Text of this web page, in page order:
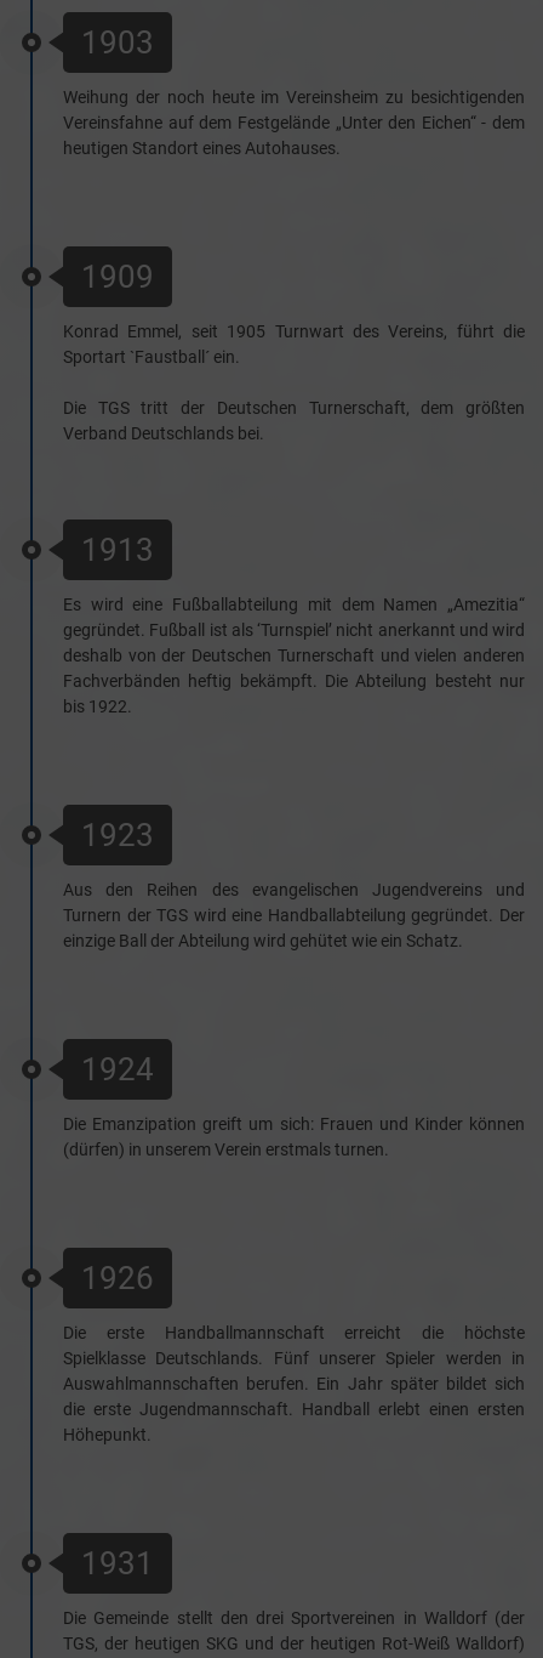
1903
Weihung der noch heute im Vereinsheim zu besichtigenden
Vereinsfahne auf dem Festgelände „Unter den Eichen“ - dem
heutigen Standort eines Autohauses.
1909
Konrad Emmel, seit 1905 Turnwart des Vereins, führt die
Sportart `Faustball´ ein.
Die TGS tritt der Deutschen Turnerschaft, dem größten
Verband Deutschlands bei.
1913
Es wird eine Fußballabteilung mit dem Namen „Amezitia“
gegründet. Fußball ist als ‘Turnspiel’ nicht anerkannt und wird
deshalb von der Deutschen Turnerschaft und vielen anderen
Fachverbänden heftig bekämpft. Die Abteilung besteht nur
bis 1922.
1923
Aus den Reihen des evangelischen Jugendvereins und
Turnern der TGS wird eine Handballabteilung gegründet. Der
einzige Ball der Abteilung wird gehütet wie ein Schatz.
1924
Die Emanzipation greift um sich: Frauen und Kinder können
(dürfen) in unserem Verein erstmals turnen.
1926
Die erste Handballmannschaft erreicht die höchste
Spielklasse Deutschlands. Fünf unserer Spieler werden in
Auswahlmannschaften berufen. Ein Jahr später bildet sich
die erste Jugendmannschaft. Handball erlebt einen ersten
Höhepunkt.
1931
Die Gemeinde stellt den drei Sportvereinen in Walldorf (der
TGS, der heutigen SKG und der heutigen Rot-Weiß Walldorf)